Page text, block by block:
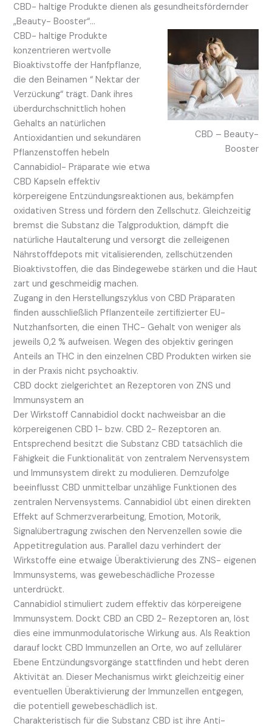
CBD- haltige Produkte dienen als gesundheitsfördernder
„Beauty- Booster“…
CBD – Beauty-
Booster
CBD- haltige Produkte
konzentrieren wertvolle
Bioaktivstoffe der Hanfpflanze,
die den Beinamen “ Nektar der
Verzückung“ trägt. Dank ihres
überdurchschnittlich hohen
Gehalts an natürlichen
Antioxidantien und sekundären
Pflanzenstoffen hebeln
Cannabidiol- Präparate wie etwa
CBD Kapseln effektiv
körpereigene Entzündungsreaktionen aus, bekämpfen
oxidativen Stress und fördern den Zellschutz. Gleichzeitig
bremst die Substanz die Talgproduktion, dämpft die
natürliche Hautalterung und versorgt die zelleigenen
Nährstoffdepots mit vitalisierenden, zellschützenden
Bioaktivstoffen, die das Bindegewebe stärken und die Haut
zart und geschmeidig machen.
Zugang in den Herstellungszyklus von CBD Präparaten
finden ausschließlich Pflanzenteile zertifizierter EU-
Nutzhanfsorten, die einen THC- Gehalt von weniger als
jeweils 0,2 % aufweisen. Wegen des objektiv geringen
Anteils an THC in den einzelnen CBD Produkten wirken sie
in der Praxis nicht psychoaktiv.
CBD dockt zielgerichtet an Rezeptoren von ZNS und
Immunsystem an
Der Wirkstoff Cannabidiol dockt nachweisbar an die
körpereigenen CBD 1- bzw. CBD 2- Rezeptoren an.
Entsprechend besitzt die Substanz CBD tatsächlich die
Fähigkeit die Funktionalität von zentralem Nervensystem
und Immunsystem direkt zu modulieren. Demzufolge
beeinflusst CBD unmittelbar unzählige Funktionen des
zentralen Nervensystems. Cannabidiol übt einen direkten
Effekt auf Schmerzverarbeitung, Emotion, Motorik,
Signalübertragung zwischen den Nervenzellen sowie die
Appetitregulation aus. Parallel dazu verhindert der
Wirkstoffe eine etwaige Überaktivierung des ZNS- eigenen
Immunsystems, was gewebeschädliche Prozesse
unterdrückt.
Cannabidiol stimuliert zudem effektiv das körpereigene
Immunsystem. Dockt CBD an CBD 2- Rezeptoren an, löst
dies eine immunmodulatorische Wirkung aus. Als Reaktion
darauf lockt CBD Immunzellen an Orte, wo auf zellulärer
Ebene Entzündungsvorgänge stattfinden und hebt deren
Aktivität an. Dieser Mechanismus wirkt gleichzeitig einer
eventuellen Überaktivierung der Immunzellen entgegen,
die potentiell gewebeschädlich ist.
Charakteristisch für die Substanz CBD ist ihre Anti-